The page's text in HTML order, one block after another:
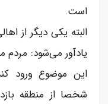
است.
البته یکی دیگر از
یادآور می‌شود: مردم
این موضوع ورود
شخصا از منطقه